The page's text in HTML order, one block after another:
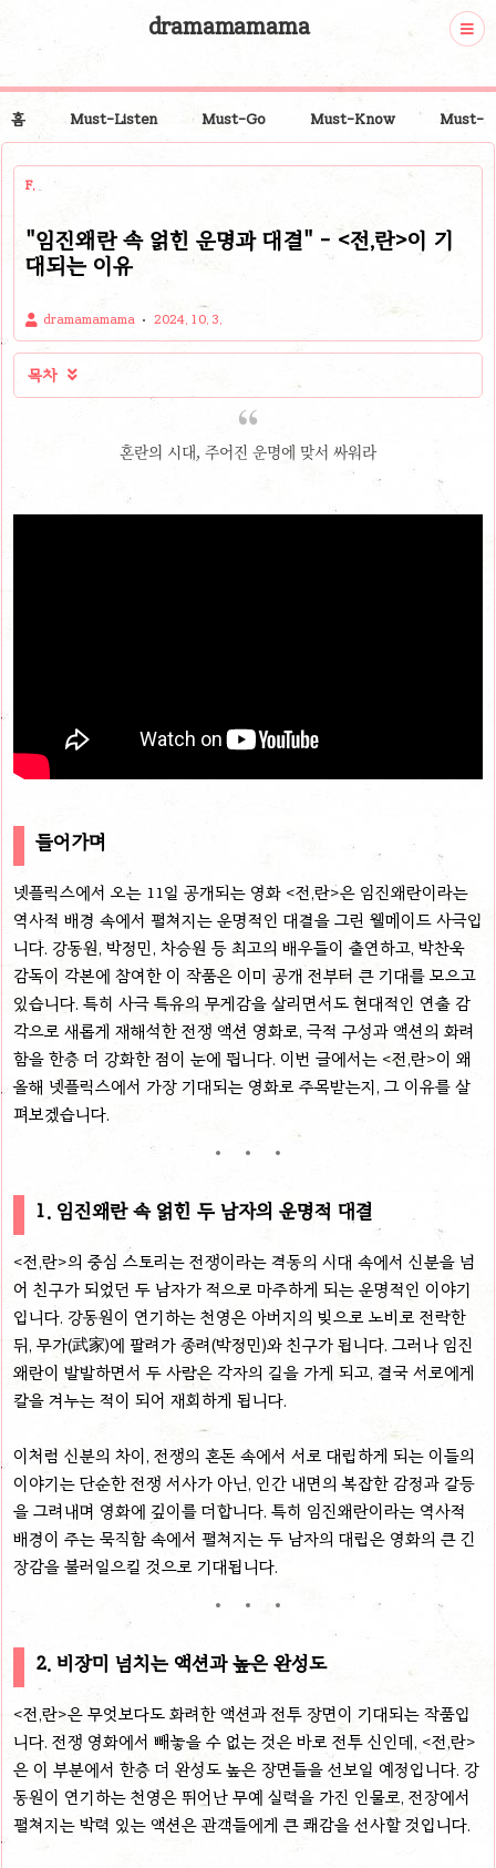
dramamamama
홈 Must-Listen Must-Go Must-Know Must-
F.
"임진왜란 속 얽힌 운명과 대결" - <전,란>이 기
대되는 이유
dramamamama 2024. 10. 3.
목차 
혼란의 시대, 주어진 운명에 맞서 싸워라
들어가며
넷플릭스에서 오는 11일 공개되는 영화 <전,란>은 임진왜란이라는
역사적 배경 속에서 펼쳐지는 운명적인 대결을 그린 웰메이드 사극입
니다. 강동원, 박정민, 차승원 등 최고의 배우들이 출연하고, 박찬욱
감독이 각본에 참여한 이 작품은 이미 공개 전부터 큰 기대를 모으고
있습니다. 특히 사극 특유의 무게감을 살리면서도 현대적인 연출 감
각으로 새롭게 재해석한 전쟁 액션 영화로, 극적 구성과 액션의 화려
함을 한층 더 강화한 점이 눈에 띕니다. 이번 글에서는 <전,란>이 왜
올해 넷플릭스에서 가장 기대되는 영화로 주목받는지, 그 이유를 살
펴보겠습니다.
1. 임진왜란 속 얽힌 두 남자의 운명적 대결
<전,란>의 중심 스토리는 전쟁이라는 격동의 시대 속에서 신분을 넘
어 친구가 되었던 두 남자가 적으로 마주하게 되는 운명적인 이야기
입니다. 강동원이 연기하는 천영은 아버지의 빚으로 노비로 전락한
뒤, 무가(武家)에 팔려가 종려(박정민)와 친구가 됩니다. 그러나 임진
왜란이 발발하면서 두 사람은 각자의 길을 가게 되고, 결국 서로에게
칼을 겨누는 적이 되어 재회하게 됩니다.
이처럼 신분의 차이, 전쟁의 혼돈 속에서 서로 대립하게 되는 이들의
이야기는 단순한 전쟁 서사가 아닌, 인간 내면의 복잡한 감정과 갈등
을 그려내며 영화에 깊이를 더합니다. 특히 임진왜란이라는 역사적
배경이 주는 묵직함 속에서 펼쳐지는 두 남자의 대립은 영화의 큰 긴
장감을 불러일으킬 것으로 기대됩니다.
2. 비장미 넘치는 액션과 높은 완성도
<전,란>은 무엇보다도 화려한 액션과 전투 장면이 기대되는 작품입
니다. 전쟁 영화에서 빼놓을 수 없는 것은 바로 전투 신인데, <전,란>
은 이 부분에서 한층 더 완성도 높은 장면들을 선보일 예정입니다. 강
동원이 연기하는 천영은 뛰어난 무예 실력을 가진 인물로, 전장에서
펼쳐지는 박력 있는 액션은 관객들에게 큰 쾌감을 선사할 것입니다.